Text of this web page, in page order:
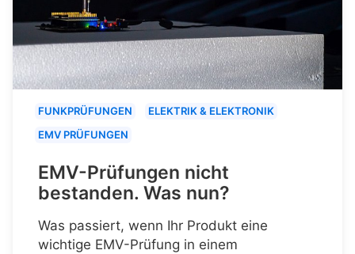
FUNKPRÜFUNGEN
ELEKTRIK & ELEKTRONIK
EMV PRÜFUNGEN
EMV-Prüfungen nicht
bestanden. Was nun?
Was passiert, wenn Ihr Produkt eine
wichtige EMV-Prüfung in einem